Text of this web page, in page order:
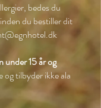
bedes du
du bestiller dit
under 15 år og
og tilbyder ikke ala